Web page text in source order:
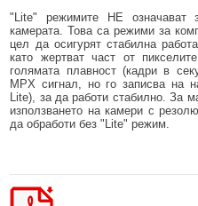
"Lite" режимите НЕ означават
камерата. Това са режими за
цел да осигурят стабилна
като жертват част от
голямата плавност (кадри в
MPX сигнал, но го записва на
Lite), за да работи стабилно. За
използването на камери с
да обработи без "Lite" режим.